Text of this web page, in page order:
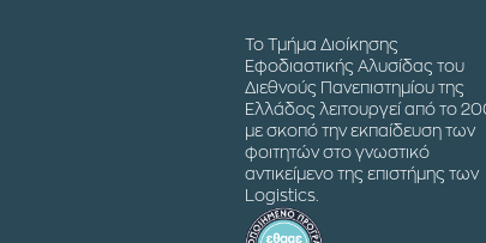
Το Τμήμα Διοίκησης
Εφοδιαστικής Αλυσίδας του
Διεθνούς Πανεπιστημίου της
Ελλάδος λειτουργεί από το
με σκοπό την εκπαίδευση των
φοιτητών στο γνωστικό
αντικείμενο της επιστήμης των
Logistics.